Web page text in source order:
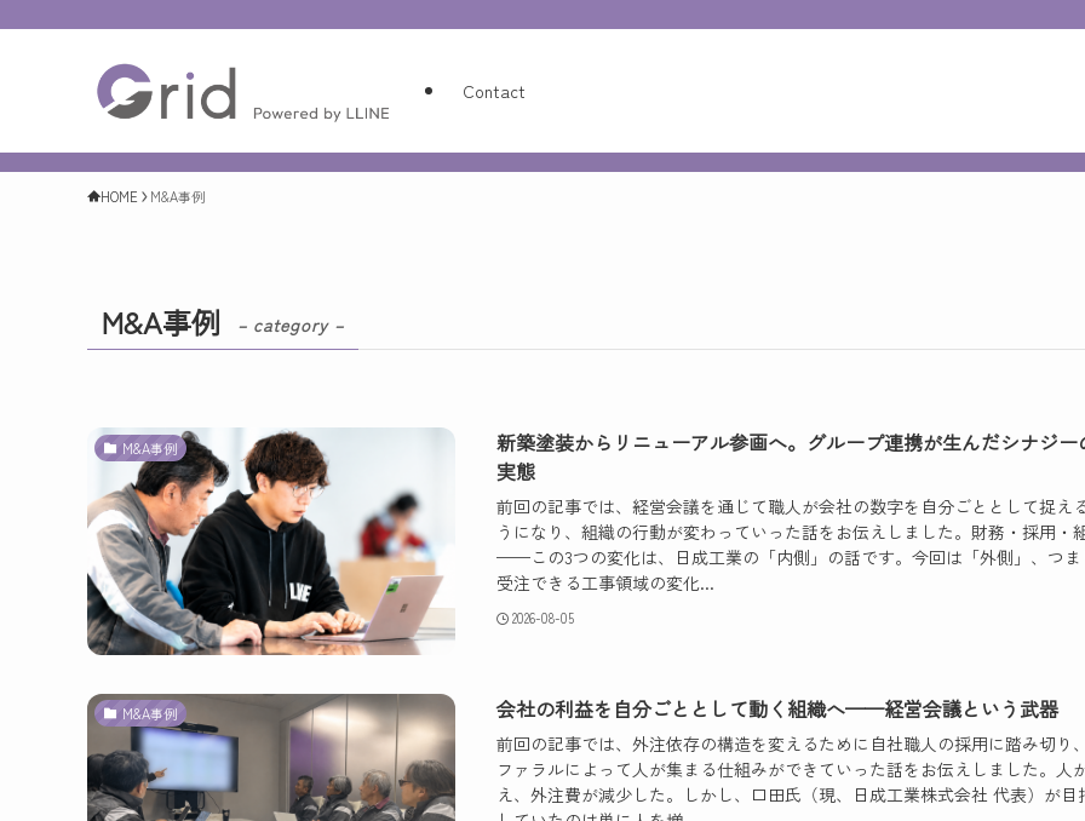
Contact
HOME M&A事例
M&A事例 – category –
M&A事例
新築塗装からリニューアル参画へ。グループ連携が生んだシナジー
実態
前回の記事では、経営会議を通じて職人が会社の数字を自分ごととして捉え
うになり、組織の行動が変わっていった話をお伝えしました。財務・採用・
——この3つの変化は、日成工業の「内側」の話です。今回は「外側」、つま
受注できる工事領域の変化...
2026-08-05
M&A事例 会社の利益を自分ごととして動く組織へ——経営会議という武器
前回の記事では、外注依存の構造を変えるために自社職人の採用に踏み切り
ファラルによって人が集まる仕組みができていった話をお伝えしました。人
え、外注費が減少した。しかし、口田氏（現、日成工業株式会社 代表）が目